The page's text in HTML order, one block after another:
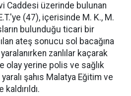
Caddesi üzerinde bulunan
(47), içerisinde M. K., M.
bulunduğu ticari bir
ateş sonucu sol bacağına
zanlılar kaçarak
olay yerine polis ve sağlık
şahıs Malatya Eğitim ve